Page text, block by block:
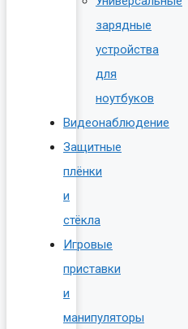
зарядные
устройства
для
ноутбуков
Видеонаблюдение
Защитные
плёнки
и
стёкла
Игровые
приставки
и
манипуляторы